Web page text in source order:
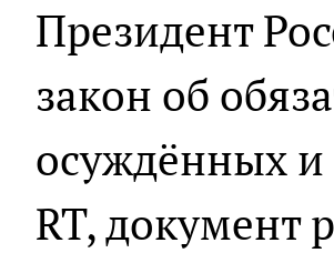
Президент
закон об
осуждённых
RT, документ